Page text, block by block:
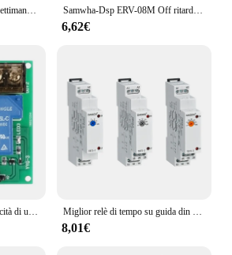
Nuovo tipo Din Rail 2 fili settimanale 7 giorni programmabile interruttore orario digitale relè controllo Timer AC 220V 230V 12V 24V 48V 16A 30A Samwha-Dsp ERV-08M Off ritardo relè temporizzato multifunzione regolabile elettronico (0,1sec. -100 ore.)
6,62€
Modulo relè a 2 canali capacità di uscita 12V 5V 24V entro DC 30V 30A o AC 250V 30A modulo scheda relè di isolamento fotoaccoppiatore Miglior relè di tempo su guida din TBT5-3/2 24-240V AC/DC relè di tensione universale 220v relè di nuova data intervallo di impostazione del tempo 0.1S-60m
8,01€